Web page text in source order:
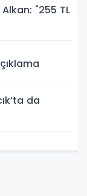
"255 TL
da